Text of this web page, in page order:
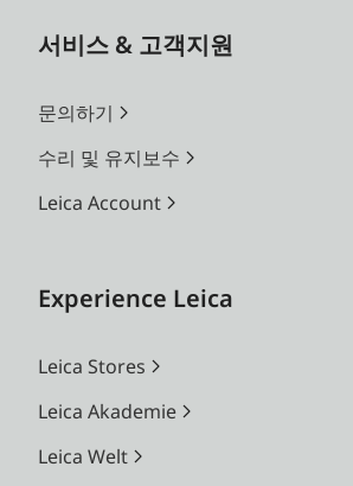
서비스 & 고객지원
문의하기
수리 및 유지보수
Leica Account
Experience Leica
Leica Stores
Leica Akademie
Leica Welt